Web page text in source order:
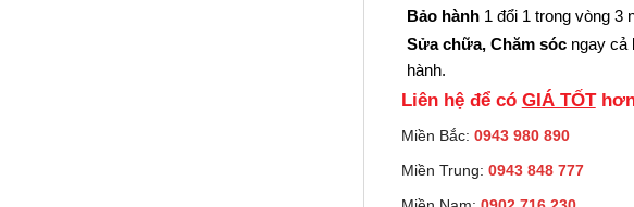
Bảo hành 1 đổi 1 trong vòng 3
Sửa chữa, Chăm sóc ngay cả
hành.
Liên hệ để có GIÁ TỐT
Miền Bắc: 0943 980 890
Miền Trung: 0943 848 777